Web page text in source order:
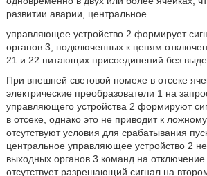
развитии аварии, центральное
управляющее устройство 2 формирует
органов 3, подключенных к цепям
21 и 22 питающих присоединений без
При внешней световой помехе в отсеке
электрические преобразователи 1 на
управляющего устройства 2 формируют
в отсеке, однако это не приводит к
отсутствуют условия для срабатывания
центральное управляющее устройство 2
выходных органов 3 команд на
отсутствует разрешающий сигнал на